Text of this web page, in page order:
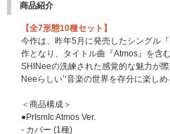
商品紹介
【全7形態10種セット】
今作は、昨年5月に発売したシングル
作となり、タイトル曲『Atmos』を含
SHINeeの洗練された感覚的な魅力が際
Neeらしい’’音楽の世界を存分に楽しめ
＜商品構成＞
●PrIsmIc Atmos Ver.
- カバー (1種)